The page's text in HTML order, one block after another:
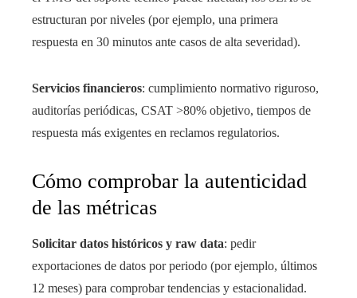
estructuran por niveles (por ejemplo, una primera
respuesta en 30 minutos ante casos de alta severidad).
Servicios financieros: cumplimiento normativo riguroso,
auditorías periódicas, CSAT >80% objetivo, tiempos de
respuesta más exigentes en reclamos regulatorios.
Cómo comprobar la autenticidad
de las métricas
Solicitar datos históricos y raw data: pedir
exportaciones de datos por periodo (por ejemplo, últimos
12 meses) para comprobar tendencias y estacionalidad.